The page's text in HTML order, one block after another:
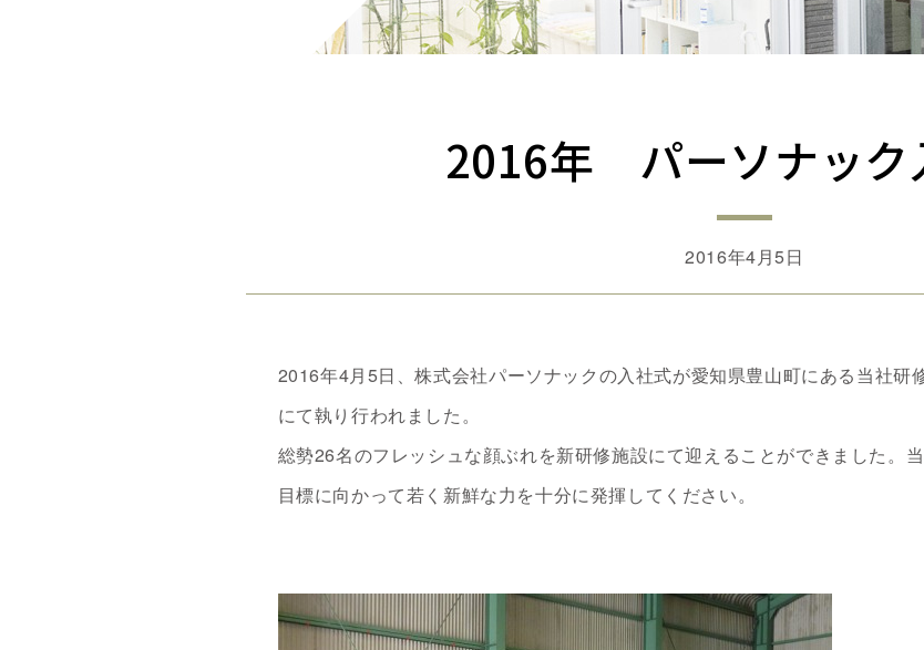
2016年 パーソナック
2016年4月5日
2016年4月5日、株式会社パーソナックの入社式が愛知県豊山町にある当社研
にて執り行われました。
総勢26名のフレッシュな顔ぶれを新研修施設にて迎えることができました。
目標に向かって若く新鮮な力を十分に発揮してください。